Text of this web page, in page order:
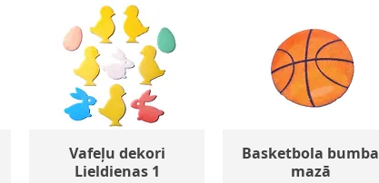
Vafeļu dekori
Lieldienas 1
Basketbola bumba
mazā